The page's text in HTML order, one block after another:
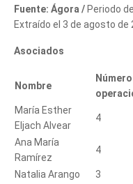
Fuente: Ágora / Periodo
Extraído el 3 de agosto de
Asociados
Nombre
María Esther
Eljach Alvear
4
Ana María
Ramírez
4
Natalia Arango
3